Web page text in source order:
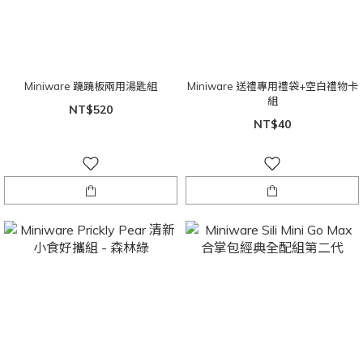
Miniware 蹺蹺板兩用湯匙組
NT$520
Miniware 送禮專用禮袋+空白禮物卡
組
NT$40